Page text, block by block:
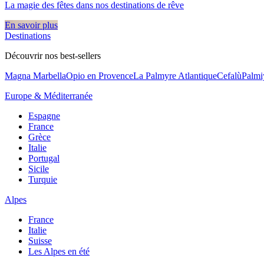
La magie des fêtes dans nos destinations de rêve​
En savoir plus
Destinations
Découvrir nos best-sellers
Magna MarbellaOpio en ProvenceLa Palmyre AtlantiqueCefalù
Europe & Méditerranée
Espagne
France
Grèce
Italie
Portugal
Sicile
Turquie
Alpes
France
Italie
Suisse
Les Alpes en été